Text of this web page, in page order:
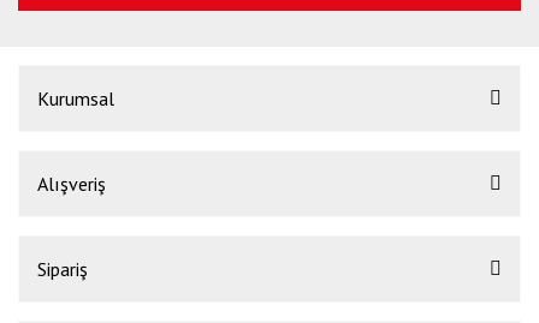
Kurumsal
Alışveriş
Sipariş